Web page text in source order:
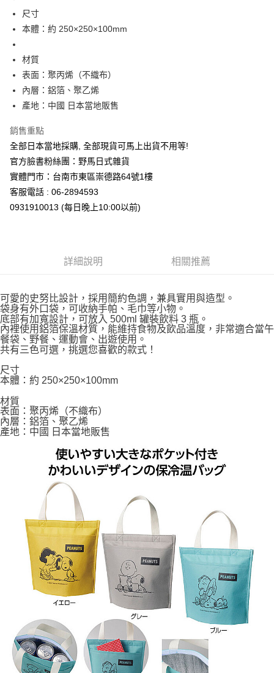
台新國際商業銀行
台灣樂天信用卡公司
Google Pay
運送方式
全家取貨付款
每筆NT$65，滿NT$999(含以上)免運費
付款後全家取貨
每筆NT$65，滿NT$999(含以上)免運費
7-11取貨付款
每筆NT$65，滿NT$999(含以上)免運費
付款後7-11取貨
每筆NT$100，滿NT$999(含以上)免運費
尺寸
本體：約 250×250×100mm
材質
表面：聚丙烯（不織布）
內層：鋁箔、聚乙烯
產地：中國 日本當地販售
銷售重點
全部日本當地採購, 全部現貨可馬上出貨不用等!
官方臉書粉絲團：野馬日式雜貨
實體門市：台南市東區崇德路64號1樓
客服電話 : 06-2894593
0931910013 (每日晚上10:00以前)
詳細說明 相關推薦
可愛的史努比設計，採用簡約色調，兼具實用與造型。
袋身有外口袋，可收納手帕、毛巾等小物。
底部有加寬設計，可放入 500ml 罐裝飲料 3 瓶。
內裡使用鋁箔保溫材質，能維持食物及飲品溫度，非常適合當午
餐袋、野餐、運動會、出遊使用。
共有三色可選，挑選您喜歡的款式！
尺寸
本體：約 250×250×100mm
材質
表面：聚丙烯（不織布）
內層：鋁箔、聚乙烯
產地：中國 日本當地販售